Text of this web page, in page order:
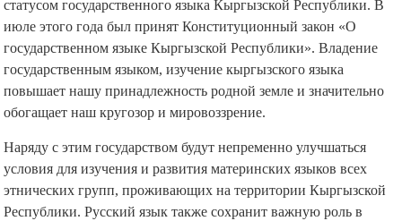
статусом государственного языка Кыргызской Республики. В
июле этого года был принят Конституционный закон «О
государственном языке Кыргызской Республики». Владение
государственным языком, изучение кыргызского языка
повышает нашу принадлежность родной земле и значительно
обогащает наш кругозор и мировоззрение.
Наряду с этим государством будут непременно улучшаться
условия для изучения и развития материнских языков всех
этнических групп, проживающих на территории Кыргызской
Республики. Русский язык также сохранит важную роль в